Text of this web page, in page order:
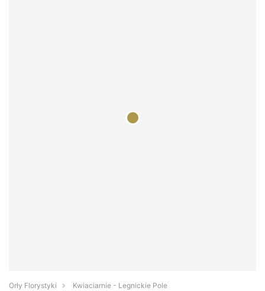
Orły Florystyki
Kwiaciarnie - Legnickie Pole